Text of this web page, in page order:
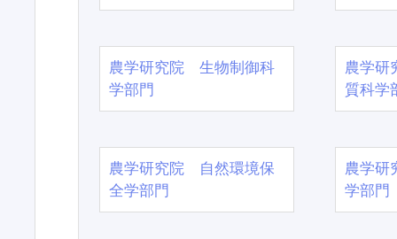
農学研究院 生物制御科
学部門
農学
質科学
農学研究院 自然環境保
全学部門
農学
学部門